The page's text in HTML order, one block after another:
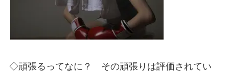
◇頑張るってなに？ その頑張りは評価されてい